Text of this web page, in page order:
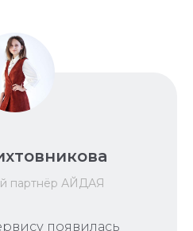
партнёр АЙДАЯ
появилась